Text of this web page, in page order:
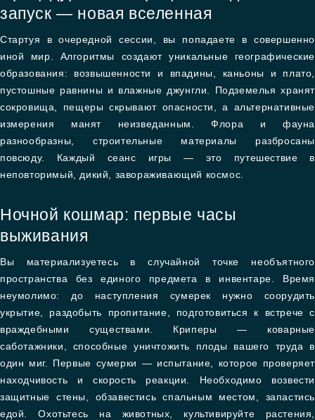
запуск — новая вселенная
Стартуя в очередной сессии, вы попадаете в совершенно
иной мир. Алгоритмы создают уникальные географические
образования: возвышенности и впадины, каньоны и плато,
пустошные равнины и влажные джунгли. Подземелья хранят
сокровища, пещеры скрывают опасности, а альтернативные
измерения манят неизведанным. Флора и фауна
разнообразны, строительные материалы разбросаны
повсюду. Каждый сеанс игры — это путешествие в
неповторимый, дикий, завораживающий космос.
Ночной кошмар: первые часы
выживания
Вы материализуетесь в случайной точке необъятного
пространства без единого предмета в инвентаре. Время
неумолимо: до наступления сумерек нужно соорудить
укрытие, раздобыть пропитание, подготовиться к встрече с
враждебными существами. Криперы — коварные
саботажники, способные уничтожить плоды вашего труда в
один миг. Первые сумерки — испытание, которое проверяет
находчивость и скорость реакции. Необходимо возвести
защитные стены, обзавестись спальным местом, запастись
едой. Охотьтесь на животных, культивируйте растения,